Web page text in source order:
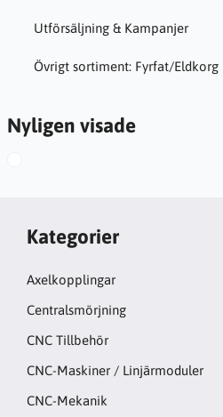
Utförsäljning & Kampanjer
Övrigt sortiment: Fyrfat/Eldkorg
Nyligen visade
Kategorier
Axelkopplingar
Centralsmörjning
CNC Tillbehör
CNC-Maskiner / Linjärmoduler
CNC-Mekanik